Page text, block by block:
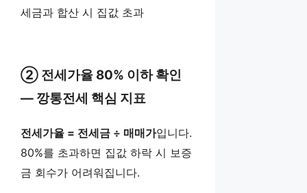
세금과 합산 시 집값 초과
② 전세가율 80% 이하 확인
— 깡통전세 핵심 지표
전세가율 = 전세금 ÷ 매매가입니다.
80%를 초과하면 집값 하락 시 보증
금 회수가 어려워집니다.